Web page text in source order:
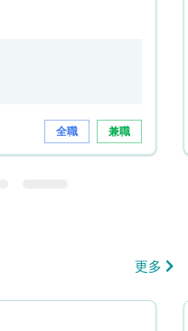
全職 兼職
更多